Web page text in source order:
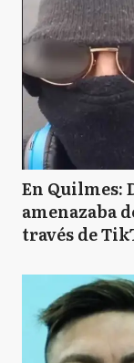
En Quilmes:
amenazaba
través de